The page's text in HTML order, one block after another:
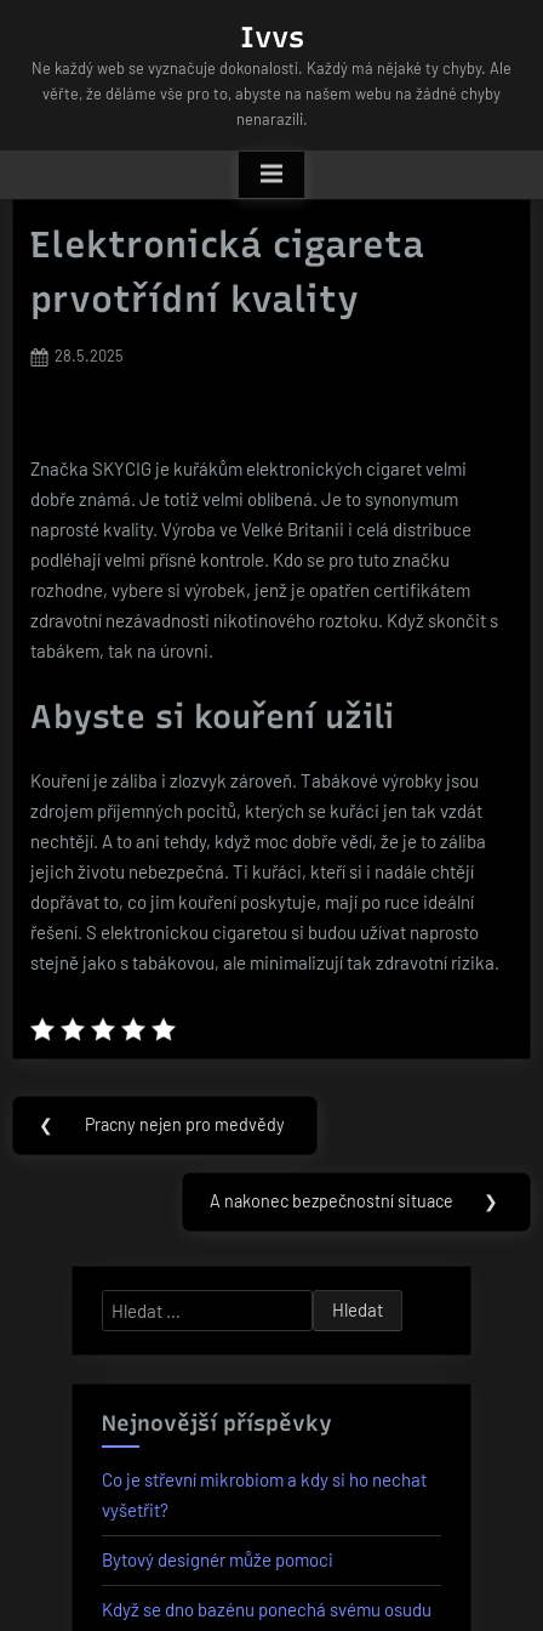
content
Ivvs
Ne každý web se vyznačuje dokonalostí. Každý má nějaké ty chyby. Ale
věřte, že děláme vše pro to, abyste na našem webu na žádné chyby
nenarazili.
Elektronická cigareta
prvotřídní kvality
Posted
28.5.2025
Značka SKYCIG je kuřákům elektronických cigaretvelmi
dobře známá. Je totiž velmi oblíbená. Je to synonymum
naprosté kvality. Výroba ve Velké Britanii i celá distribuce
podléhají velmi přísné kontrole. Kdo se pro tuto značku
rozhodne, vybere si výrobek, jenž je opatřen certifikátem
zdravotní nezávadnosti nikotinového roztoku. Když skončit s
tabákem, tak na úrovni.
Abyste si kouření užili
Kouření je záliba i zlozvyk zároveň. Tabákové výrobky jsou
zdrojem příjemných pocitů, kterých se kuřáci jen tak vzdát
nechtějí. A to ani tehdy, když moc dobře vědí, že je to záliba
jejich životu nebezpečná. Ti kuřáci, kteří si i nadále chtějí
dopřávat to, co jim kouření poskytuje, mají po ruce ideální
řešení. S elektronickou cigaretou si budou užívat naprosto
stejně jako s tabákovou, ale minimalizují tak zdravotní rizika.
Navigace
pro
❮
Previous
Pracny nejen pro medvědy
Next
A nakonec bezpečnostní situace ❯
Vyhledávání
Nejnovější příspěvky
Co je střevní mikrobiom a kdy si ho nechat
vyšetřit?
Bytový designér může pomoci
Když se dno bazénu ponechá svému osudu